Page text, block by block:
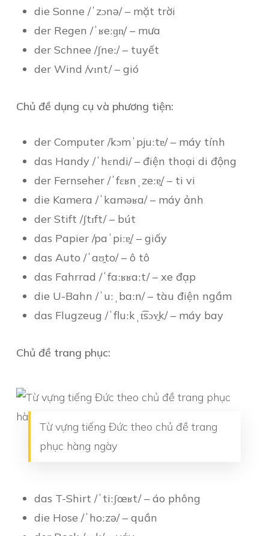
die Sonne /ˈzɔnə/ – mặt trời
der Regen /ˈʁeːɡn̩/ – mưa
der Schnee /ʃneː/ – tuyết
der Wind /vɪnt/ – gió
Chủ đề dụng cụ và phương tiện:
der Computer /kɔmˈpjuːtɐ/ – máy tính
das Handy /ˈhɛndi/ – điện thoại di động
der Fernseher /ˈfɛʁnˌzeːɐ̯/ – ti vi
die Kamera /ˈkaməʁa/ – máy ảnh
der Stift /ʃtɪft/ – bút
das Papier /paˈpiːɐ̯/ – giấy
das Auto /ˈaʊ̯to/ – ô tô
das Fahrrad /ˈfaːʁʁaːt/ – xe đạp
die U-Bahn /ˈuːˌbaːn/ – tàu điện ngầm
das Flugzeug /ˈfluːkˌt͡sɔʏ̯k/ – máy bay
Chủ đề trang phục:
Từ vựng tiếng Đức theo chủ đề trang
phục hàng ngày
das T-Shirt /ˈtiːʃœʁt/ – áo phông
die Hose /ˈhoːzə/ – quần